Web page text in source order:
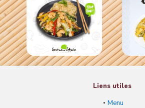
Liens utiles
Menu